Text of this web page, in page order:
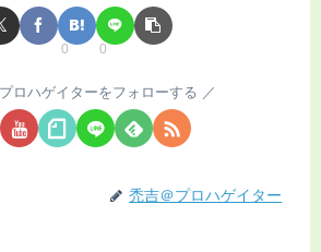
0 0
ロハゲイターをフォローする
禿吉＠プロハゲイター